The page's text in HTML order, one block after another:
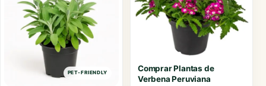
PET-FRIENDLY
Comprar Plantas de
Verbena Peruviana